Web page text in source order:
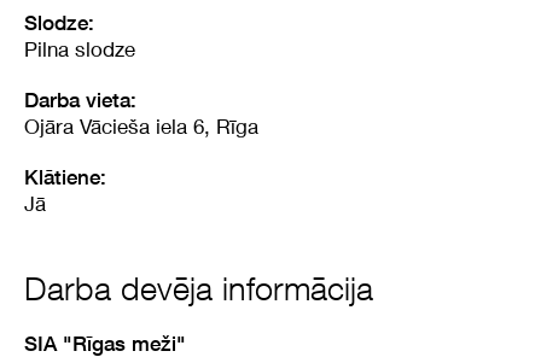
Slodze:
Pilna slodze
Darba vieta:
Ojāra Vācieša iela 6, Rīga
Klātiene:
Jā
Darba devēja informācija
SIA "Rīgas meži"